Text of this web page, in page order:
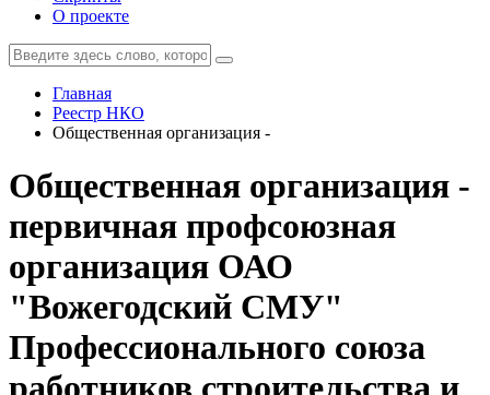
О проекте
Главная
Реестр НКО
Общественная организация -
Общественная организация -
первичная профсоюзная
организация ОАО
"Вожегодский СМУ"
Профессионального союза